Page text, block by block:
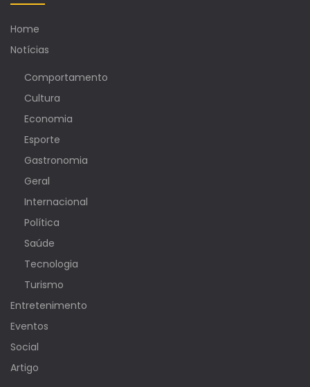
Home
Notícias
Comportamento
Cultura
Economia
Esporte
Gastronomia
Geral
Internacional
Política
Saúde
Tecnologia
Turismo
Entretenimento
Eventos
Social
Artigo